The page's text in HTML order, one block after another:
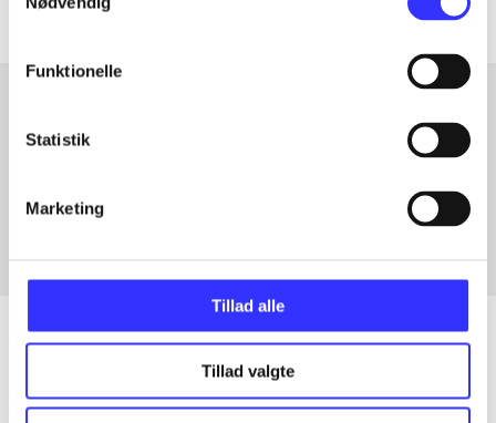
Funktionelle
Statistik
Marketing
Tillad alle
Tillad valgte
Artikler med samme emner
Artikler